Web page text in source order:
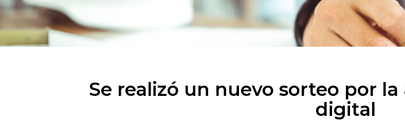
Se realizó un nuevo sorteo por
digital